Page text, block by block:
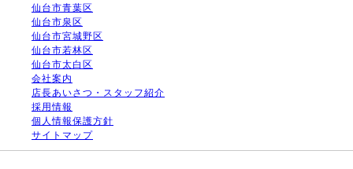
仙台市青葉区
仙台市泉区
仙台市宮城野区
仙台市若林区
仙台市太白区
会社案内
店長あいさつ・スタッフ紹介
採用情報
個人情報保護方針
サイトマップ